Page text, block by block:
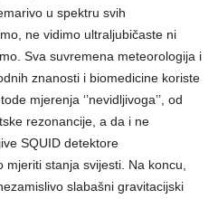
u spektru svih
ne vidimo ultraljubičaste ni
Sva suvremena meteorologija i
znanosti i biomedicine koriste
mjerenja ‘’nevidljivoga’’, od
rezonancije, a da i ne
SQUID detektore
mjeriti stanja svijesti. Na koncu,
slabašni gravitacijski